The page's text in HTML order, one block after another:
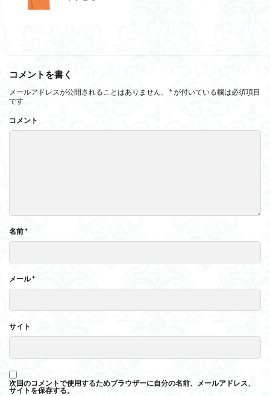
コメントを書く
メールアドレスが公開されることはありません。 *が付いている欄は必須項目
です
コメント
名前*
メール*
サイト
次回のコメントで使用するためブラウザーに自分の名前、メールアドレス、
サイトを保存する。